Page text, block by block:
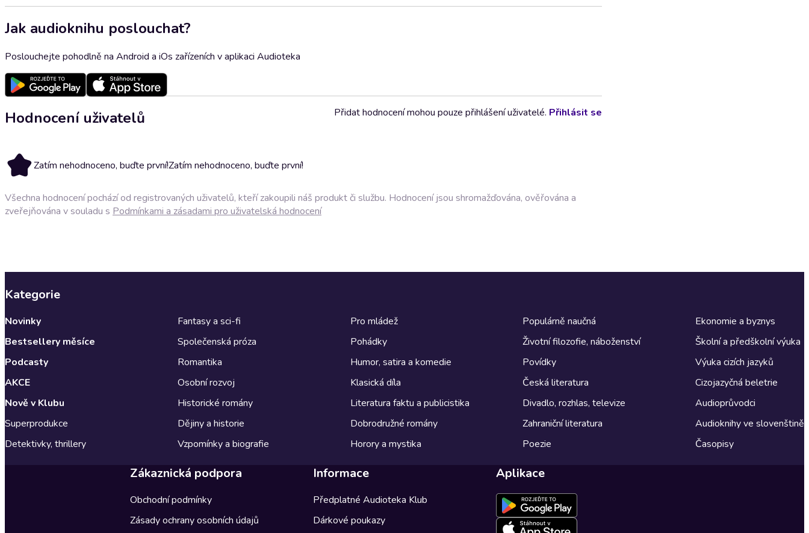
Jak audioknihu poslouchat?
Poslouchejte pohodlně na Android a iOs zařízeních v aplikaci Audioteka
Hodnocení uživatelů
Zatím nehodnoceno, buďte první!Zatím nehodnoceno, buďte první!
Přidat hodnocení mohou pouze přihlášení uživatelé. Přihlásit se
Všechna hodnocení pochází od registrovaných uživatelů, kteří zakoupili náš produkt či službu. Hodnocení jsou shromažďována, ověřována a
zveřejňována v souladu s Podmínkami a zásadami pro uživatelská hodnocení
Kategorie
Novinky
Bestsellery měsíce
Podcasty
AKCE
Nově v Klubu
Superprodukce
Detektivky, thrillery
Fantasy a sci-fi
Společenská próza
Romantika
Osobní rozvoj
Historické romány
Dějiny a historie
Vzpomínky a biografie
Pro mládež
Pohádky
Humor, satira a komedie
Klasická díla
Literatura faktu a publicistika
Dobrodružné romány
Horory a mystika
Populárně naučná
Životní filozofie, náboženství
Povídky
Česká literatura
Divadlo, rozhlas, televize
Zahraniční literatura
Poezie
Ekonomie a byznys
Školní a předškolní výuka
Výuka cizích jazyků
Cizojazyčná beletrie
Audioprůvodci
Audioknihy ve slovenštině
Časopisy
Zákaznická podpora
Obchodní podmínky
Zásady ochrany osobních údajů
Informace
Předplatné Audioteka Klub
Dárkové poukazy
Aplikace